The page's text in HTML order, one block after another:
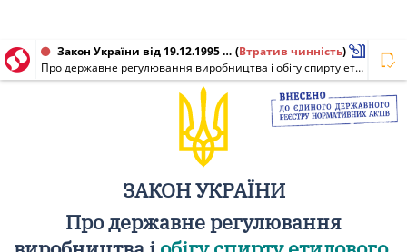
Закон України від 19.12.1995 № 481/95-ВР (Втратив чинність)
Про державне регулювання виробництва і обігу спирту етилового, спиртових дистилятів, алкогольних напоїв, тютюнових виробів, рідин, що використовуються в електронних сигаретах, та пального